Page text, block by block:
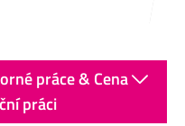
práce & Cena
práci